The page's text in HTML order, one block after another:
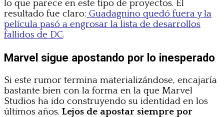
lo que parece en este tipo de proyectos. El
resultado fue claro: Guadagnino quedó fuera y la
película pasó a engrosar la lista de desarrollos
fallidos de DC.
Marvel sigue apostando por lo inesperado
Si este rumor termina materializándose, encajaría
bastante bien con la forma en la que Marvel
Studios ha ido construyendo su identidad en los
últimos años. Lejos de apostar siempre por